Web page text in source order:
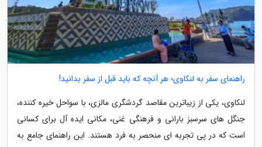
راهنمای سفر به لنکاوی؛ هر آنچه که باید قبل از سفر بدانید!
لنکاوی، یکی از زیباترین مقاصد گردشگری مالزی، با سواحل خیره کننده،
جنگل های سرسبز بارانی و فرهنگی غنی، مکانی ایده آل برای کسانی
است که در پی تجربه ای منحصر به فرد هستند. این راهنمای جامع به